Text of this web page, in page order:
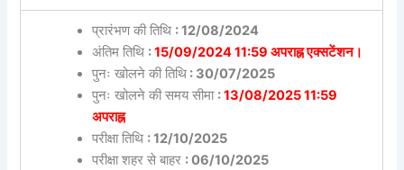
प्रारंभण की तिथि : 12/08/2024
अंतिम तिथि :15/09/2024 11:59 अपराह्न एक्सटेंशन।
पुनः खोलने की तिथि: 30/07/2025
पुनः खोलने की समय सीमा :13/08/2025 11:59
अपराह्न
परीक्षा तिथि : 12/10/2025
परीक्षा शहर से बाहर : 06/10/2025